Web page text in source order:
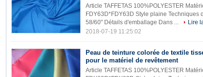
Article TAFFETAS 100%POLYESTER
FDY63D*FDY63D Style plaine Techniques
58/60" Détails d'emballage Dans ...
Lire
2018-07-19 11:25:02
Peau de teinture colorée de textile
pour le matériel de revêtement
Article TAFFETAS 100%POLYESTER